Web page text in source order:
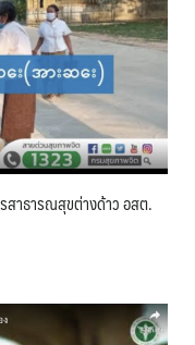
สาธารณสุขต่างด้าว อสต.